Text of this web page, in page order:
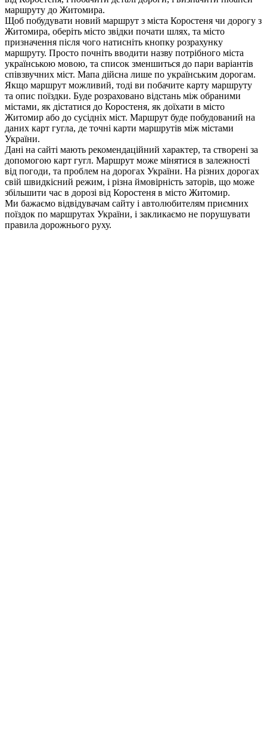
маршруту до Житомира.
Щоб побудувати новий маршрут з міста Коростеня чи дорогу з
Житомира, оберіть місто звідки почати шлях, та місто
призначення після чого натисніть кнопку розрахунку
маршруту. Просто почніть вводити назву потрібного міста
українською мовою, та список зменшиться до пари варіантів
співзвучних міст. Мапа дійсна лише по українським дорогам.
Якщо маршрут можливий, тоді ви побачите карту маршруту
та опис поїздки. Буде розраховано відстань між обраними
містами, як дістатися до Коростеня, як доїхати в місто
Житомир або до сусідніх міст. Маршрут буде побудований на
даних карт гугла, де точні карти маршрутів між містами
України.
Дані на сайті мають рекомендаційний характер, та створені за
допомогою карт гугл. Маршрут може мінятися в залежності
від погоди, та проблем на дорогах України. На різних дорогах
свій швидкісний режим, і різна ймовірність заторів, що може
збільшити час в дорозі від Коростеня в місто Житомир.
Ми бажаємо відвідувачам сайту і автолюбителям приємних
поїздок по маршрутах України, і закликаємо не порушувати
правила дорожнього руху.